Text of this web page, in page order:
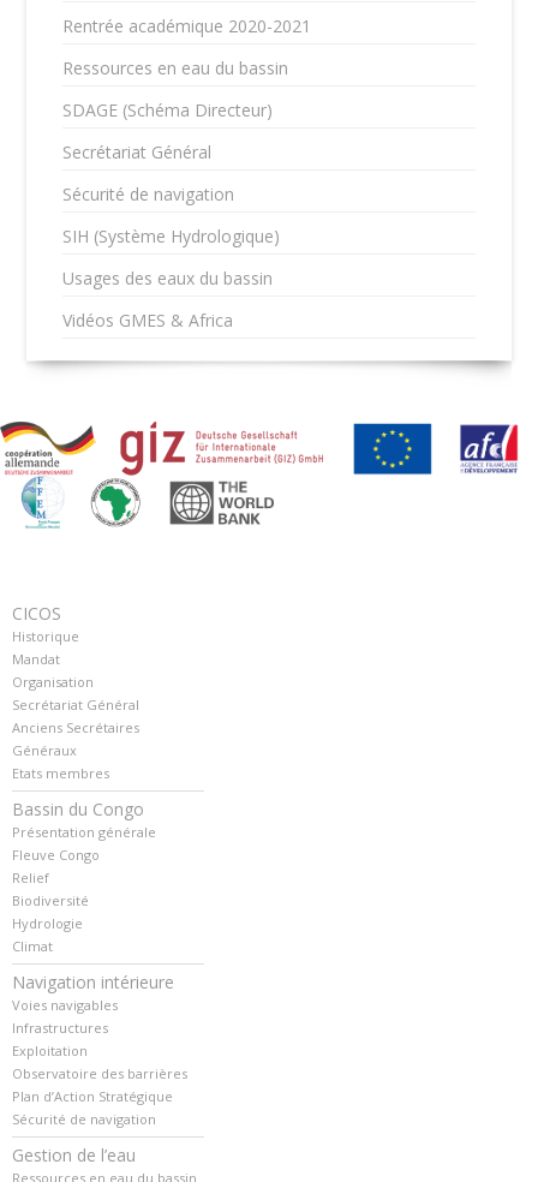
Rentrée académique 2020-2021
Ressources en eau du bassin
SDAGE (Schéma Directeur)
Secrétariat Général
Sécurité de navigation
SIH (Système Hydrologique)
Usages des eaux du bassin
Vidéos GMES & Africa
CICOS
Historique
Mandat
Organisation
Secrétariat Général
Anciens Secrétaires
Généraux
Etats membres
Bassin du Congo
Présentation générale
Fleuve Congo
Relief
Biodiversité
Hydrologie
Climat
Navigation intérieure
Voies navigables
Infrastructures
Exploitation
Observatoire des barrières
Plan d’Action Stratégique
Sécurité de navigation
Gestion de l’eau
Ressources en eau du bassin